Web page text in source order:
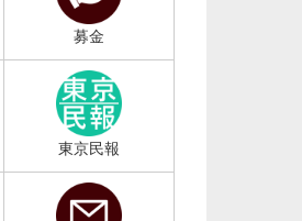
募金
東京民報